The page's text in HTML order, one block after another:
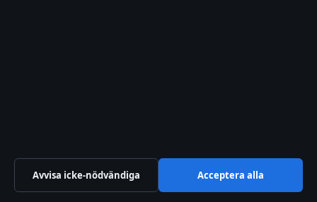
Erik Strand
Avvisa icke-nödvändiga Acceptera alla